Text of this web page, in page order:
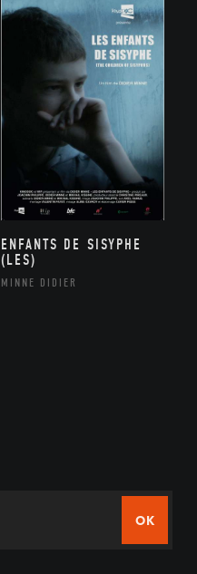
ENFANTS DE SISYPHE
(LES)
MINNE DIDIER
OK